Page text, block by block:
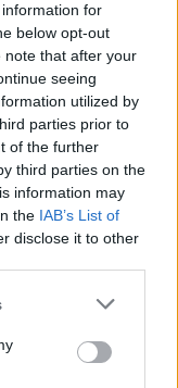
for
below opt-out
note that after your
seeing
utilized by
parties prior to
of the further
third parties on the
information may
the IAB’s List of
disclose it to other
zvířata na jihu
při tropických
ochlazují v
i kamenných stájích.
farmáři
a v největších
Kvůli suchu
přikrmovat
a rostou náklady na
zjistila ČTK.
vedry, uhynuly
zoologické zahradě v
Tokiu uhynuly